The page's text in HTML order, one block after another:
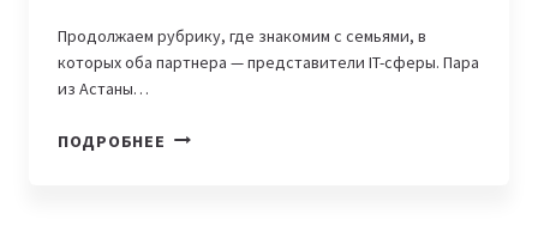
Продолжаем рубрику, где знакомим с семьями, в
которых оба партнера — представители IT-сферы. Пара
из Астаны…
ПОДРОБНЕЕ IT-